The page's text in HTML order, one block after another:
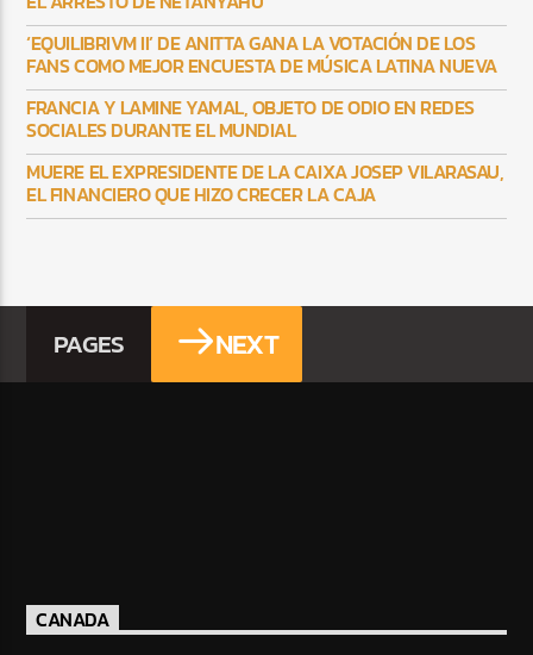
‘EQUILIBRIVM II’ DE ANITTA GANA LA VOTACIÓN DE LOS
FANS COMO MEJOR ENCUESTA DE MÚSICA LATINA NUEVA
FRANCIA Y LAMINE YAMAL, OBJETO DE ODIO EN REDES
SOCIALES DURANTE EL MUNDIAL
MUERE EL EXPRESIDENTE DE LA CAIXA JOSEP VILARASAU,
EL FINANCIERO QUE HIZO CRECER LA CAJA
PAGES NEXT
CANADA